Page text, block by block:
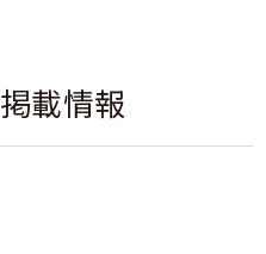
掲載情報